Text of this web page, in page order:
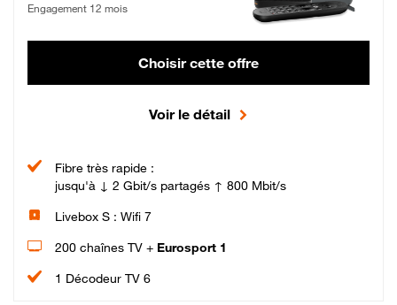
Engagement 12 mois
Choisir cette offre
Voir le détail
Fibre très rapide :
jusqu'à ↓ 2 Gbit/s partagés ↑ 800 Mbit/s
Livebox S : Wifi 7
200 chaînes TV + Eurosport 1
1 Décodeur TV 6